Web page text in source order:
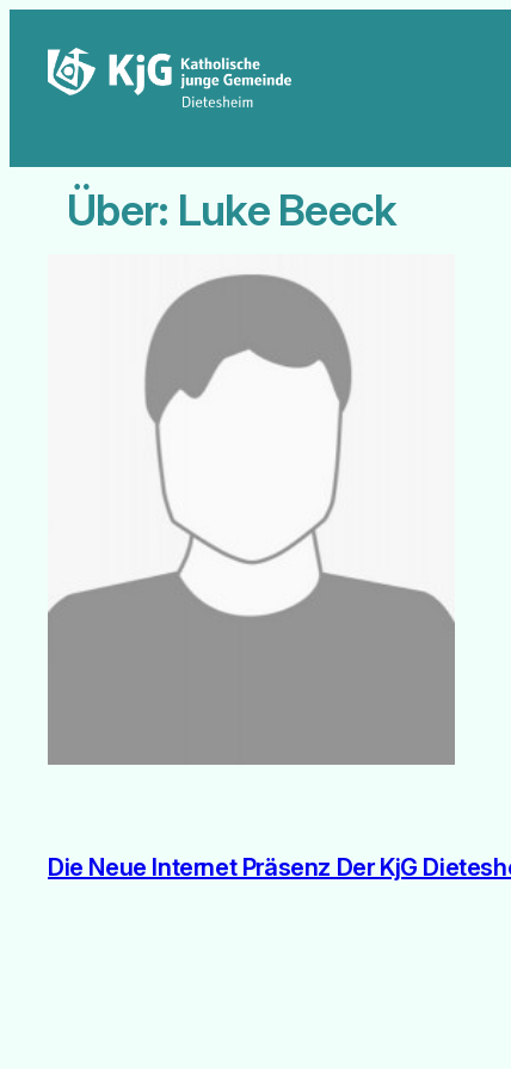
Inhalt
springen
Über: Luke Beeck
Die Neue Internet Präsenz Der KjG